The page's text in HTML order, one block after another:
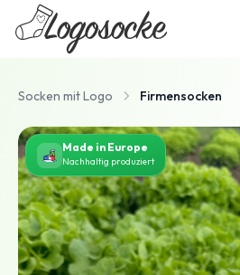
Socken mit Logo Firmensocken
Made in Europe
Nachhaltig produziert